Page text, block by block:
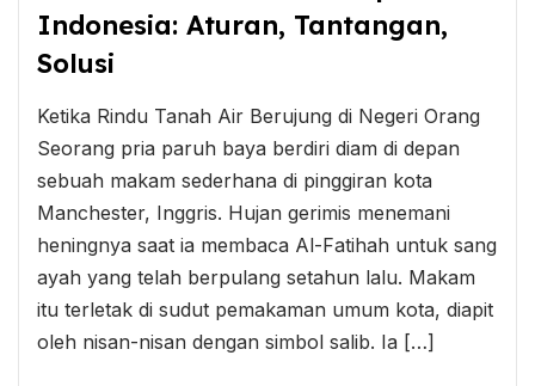
Indonesia: Aturan, Tantangan,
Solusi
Ketika Rindu Tanah Air Berujung di Negeri Orang
Seorang pria paruh baya berdiri diam di depan
sebuah makam sederhana di pinggiran kota
Manchester, Inggris. Hujan gerimis menemani
heningnya saat ia membaca Al-Fatihah untuk sang
ayah yang telah berpulang setahun lalu. Makam
itu terletak di sudut pemakaman umum kota, diapit
oleh nisan-nisan dengan simbol salib. Ia […]